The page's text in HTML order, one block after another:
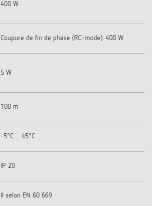
400 W
Coupure de fin de phase (RC-mode): 400 W
5 W
100 m
-5°C ... 45°C
IP 20
II selon EN 60 669